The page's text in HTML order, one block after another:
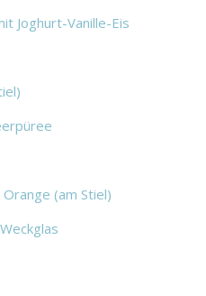
Joghurt-Vanille-Eis
(am Stiel)